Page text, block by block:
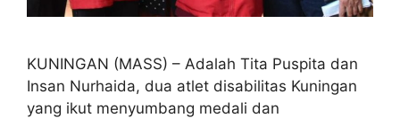
KUNINGAN (MASS) – Adalah Tita Puspita dan
Insan Nurhaida, dua atlet disabilitas Kuningan
yang ikut menyumbang medali dan